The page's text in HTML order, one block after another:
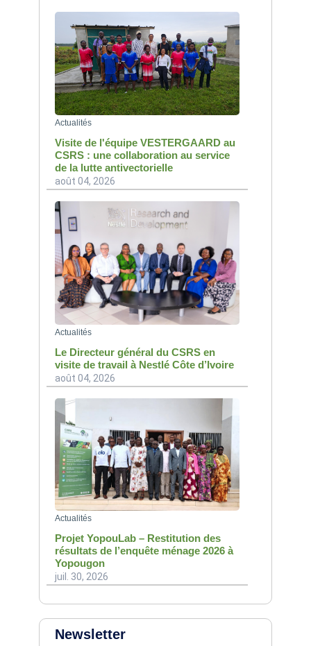
Actualités
Visite de l'équipe VESTERGAARD au
CSRS : une collaboration au service
de la lutte antivectorielle
août 04, 2026
Actualités
Le Directeur général du CSRS en
visite de travail à Nestlé Côte d’Ivoire
août 04, 2026
Actualités
Projet YopouLab – Restitution des
résultats de l’enquête ménage 2026 à
Yopougon
juil. 30, 2026
Newsletter